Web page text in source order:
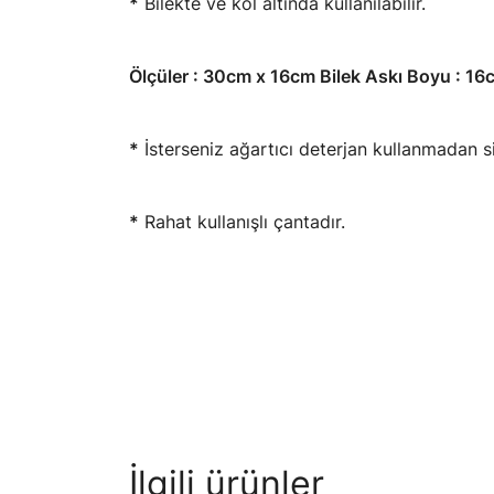
Ölçüler : 30cm x 16cm Bilek Askı Boyu :
* İsterseniz ağartıcı deterjan kullanmadan
* Rahat kullanışlı çantadır.
İlgili ürünler